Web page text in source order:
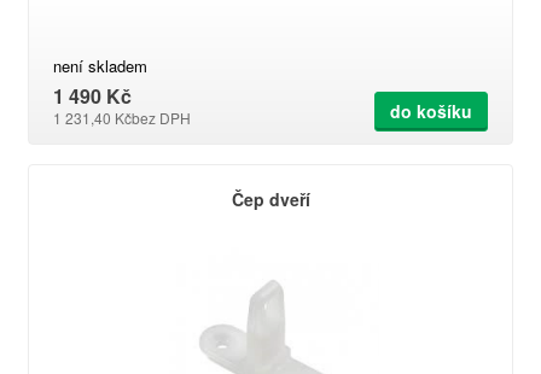
není skladem
1 490 Kč
1 231,40 Kčbez DPH do košíku
Čep dveří